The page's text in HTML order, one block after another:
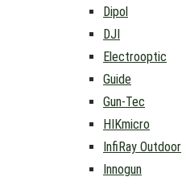
Dipol
DJI
Electrooptic
Guide
Gun-Tec
HIKmicro
InfiRay Outdoor
Innogun